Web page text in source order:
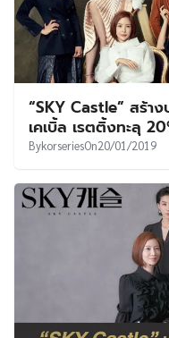
“SKY Castle” สร้า
เคเบิ้ล เรตติ้งทะลุ
BykorseriesOn20/01/2019